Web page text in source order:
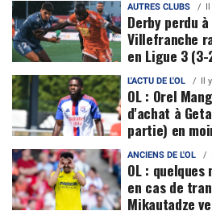
AUTRES CLUBS
Derby perdu
Villefranche
en Ligue 3 (3-
L'ACTU DE L'OL Il
OL : Orel
d'achat à
partie) en
ANCIENS DE L'OL
OL :
en cas de
Mikautadze